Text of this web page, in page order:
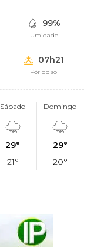
99%
Umidade
07h21
Pôr do sol
Sábado
29°
21°
Domingo
29°
20°